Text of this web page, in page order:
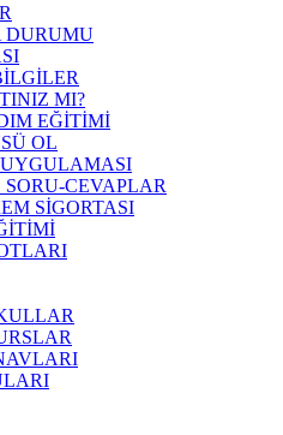
DURUMU
MI?
EĞİTİMİ
OL
CEVAPLAR
SİGORTASI